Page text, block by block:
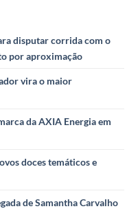
disputar corrida com o
por aproximação
vira o maior
da AXIA Energia em
doces temáticos e
de Samantha Carvalho